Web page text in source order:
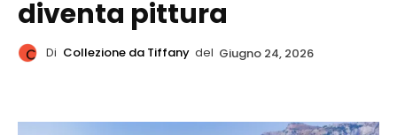
diventa pittura
Di Collezione da Tiffany del Giugno 24, 2026